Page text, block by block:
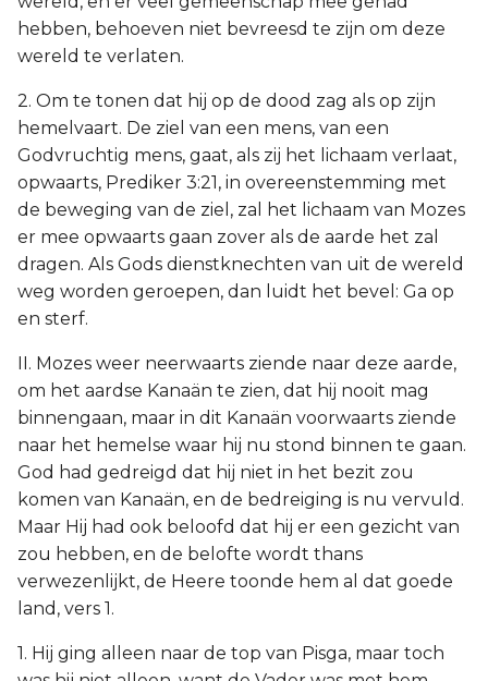
hebben, behoeven niet bevreesd te zijn om deze
wereld te verlaten.
2. Om te tonen dat hij op de dood zag als op zijn
hemelvaart. De ziel van een mens, van een
Godvruchtig mens, gaat, als zij het lichaam verlaat,
opwaarts, Prediker 3:21, in overeenstemming met
de beweging van de ziel, zal het lichaam van Mozes
er mee opwaarts gaan zover als de aarde het zal
dragen. Als Gods dienstknechten van uit de wereld
weg worden geroepen, dan luidt het bevel: Ga op
en sterf.
II. Mozes weer neerwaarts ziende naar deze aarde,
om het aardse Kanaän te zien, dat hij nooit mag
binnengaan, maar in dit Kanaän voorwaarts ziende
naar het hemelse waar hij nu stond binnen te gaan.
God had gedreigd dat hij niet in het bezit zou
komen van Kanaän, en de bedreiging is nu vervuld.
Maar Hij had ook beloofd dat hij er een gezicht van
zou hebben, en de belofte wordt thans
verwezenlijkt, de Heere toonde hem al dat goede
land, vers 1.
1. Hij ging alleen naar de top van Pisga, maar toch